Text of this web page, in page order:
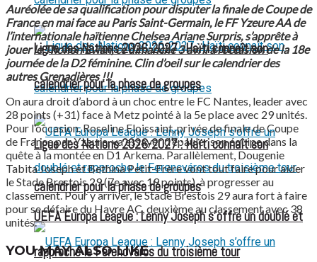
Ligue des Nations 2026-2027 : Haïti connaît son
calendrier pour la phase de groupes
Ligue des Nations 2026-2027 : Haïti connaît son
calendrier pour la phase de groupes
UEFA Europa League : Lenny Joseph s’offre un doublé et
rapproche le Ferencváros du troisième tour
Auréolée de sa qualification pour disputer la finale de Coupe de
France en mai face au Paris Saint-Germain, le FF Yzeure AA de
l’internationale haïtienne Chelsea Ariane Surpris, s’apprête à
jouer le Thonon Evian, ce dimanche 3 avril à l’occasion de la 18e
journée de la D2 féminine. Clin d’oeil sur le calendrier des
autres Grenadières !!!
On aura droit d’abord à un choc entre le FC Nantes, leader avec
28 points (+31) face à Metz pointé à la 5e place avec 29 unités.
Pour l’occasion, Roseline Eloissaint, privée de finale de Coupe
de France par Yzeure, va essayer d’épauler son équipe dans la
quête à la montée en D1 Arkema. Parallèlement, Dougenie
Tabita Joseph et Bethina Petit-Frère vont tout faire pour aider
le Stade Brestois 29 (7e avec 19 points), à progresser au
classement. Pour y arriver, le Stade Brestois 29 aura fort à faire
pour se défaire du Havre AC, deuxième au classement avec 38
unités.
YOU MAY ALSO LIKE